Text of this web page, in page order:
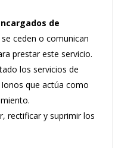
de
ceden o comunican
prestar este servicio.
los servicios de
que actúa como
rectificar y suprimir los